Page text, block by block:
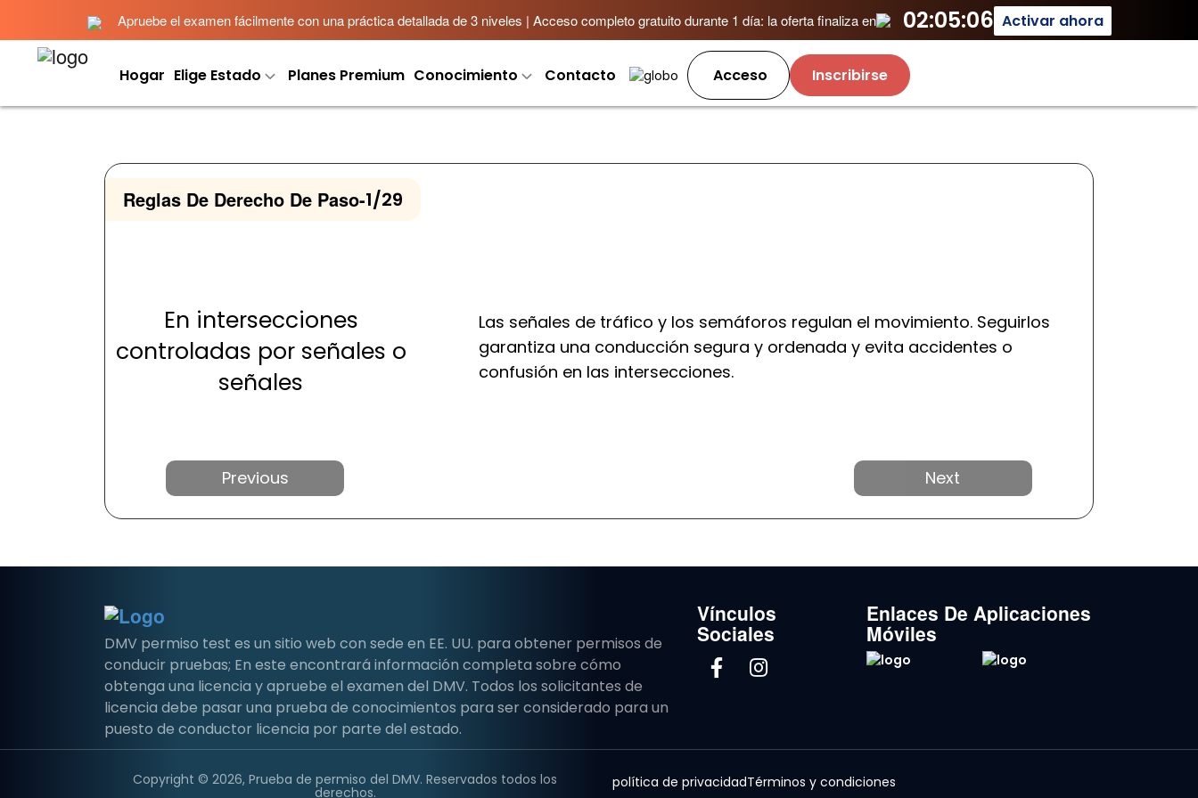
Apruebe el examen fácilmente con una práctica detallada de 3 niveles | Acceso completo gratuito durante 1 día: la oferta finaliza en 02:05:06 Activar ahora
Hogar Elige Estado Planes Premium Conocimiento Contacto Acceso Inscribirse
Reglas De Derecho De Paso-1/29
En intersecciones
controladas por señales o
señales
Las señales de tráfico y los semáforos regulan el movimiento. Seguirlos
garantiza una conducción segura y ordenada y evita accidentes o
confusión en las intersecciones.
Anterior Próximo
DMV permiso test es un sitio web con sede en EE. UU. para obtener permisos de
conducir pruebas; En este encontrará información completa sobre cómo
obtenga una licencia y apruebe el examen del DMV. Todos los solicitantes de
licencia debe pasar una prueba de conocimientos para ser considerado para un
puesto de conductor licencia por parte del estado.
Vínculos
Sociales
Enlaces De Aplicaciones
Móviles
Copyright © 2026, Prueba de permiso del DMV. Reservados todos los
derechos.
política de privacidadTérminos y condiciones